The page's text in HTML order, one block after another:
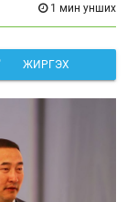
1 мин унших
ЖИРГЭХ